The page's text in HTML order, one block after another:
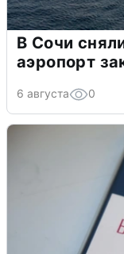
В Сочи
аэропорт
6 августа 0